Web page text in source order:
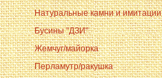
Натуральные камни и имитации
Бусины "ДЗИ"
Жемчуг/майорка
Перламутр/ракушка